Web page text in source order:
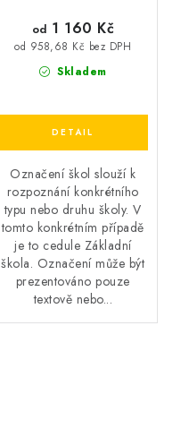
Skladem
od 958,68 Kč bez DPH
od 1 160 Kč
Označení škol slouží k
rozpoznání konkrétního
typu nebo druhu školy. V
tomto konkrétním případě
je to cedule Základní
škola. Označení může být
prezentováno pouze
textově nebo...